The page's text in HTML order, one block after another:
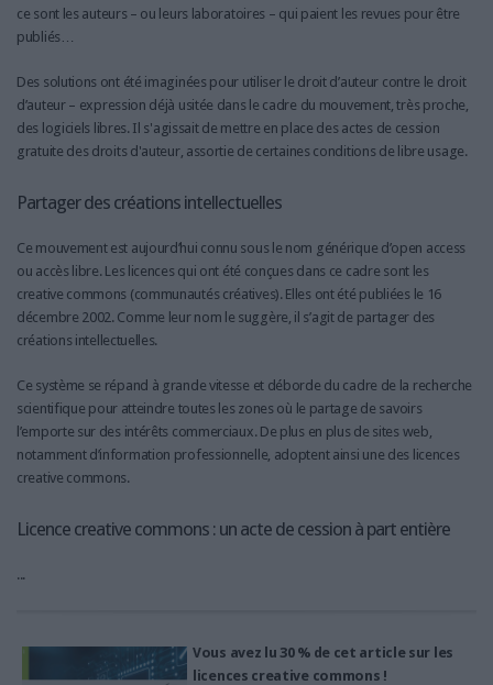
ce sont les auteurs – ou leurs laboratoires – qui paient les revues pour être
publiés…
Des solutions ont été imaginées pour utiliser le droit d’auteur contre le droit
d’auteur – expression déjà usitée dans le cadre du mouvement, très proche,
des logiciels libres. Il s'agissait de mettre en place des actes de cession
gratuite des droits d'auteur, assortie de certaines conditions de libre usage.
Partager des créations intellectuelles
Ce mouvement est aujourd’hui connu sous le nom générique d’open access
ou accès libre. Les licences qui ont été conçues dans ce cadre sont les
creative commons (communautés créatives). Elles ont été publiées le 16
décembre 2002. Comme leur nom le suggère, il s’agit de partager des
créations intellectuelles.
Ce système se répand à grande vitesse et déborde du cadre de la recherche
scientifique pour atteindre toutes les zones où le partage de savoirs
l’emporte sur des intérêts commerciaux. De plus en plus de sites web,
notamment d’information professionnelle, adoptent ainsi une des licences
creative commons.
Licence creative commons : un acte de cession à part entière
...
Vous avez lu 30 % de cet article sur les
licences creative commons !